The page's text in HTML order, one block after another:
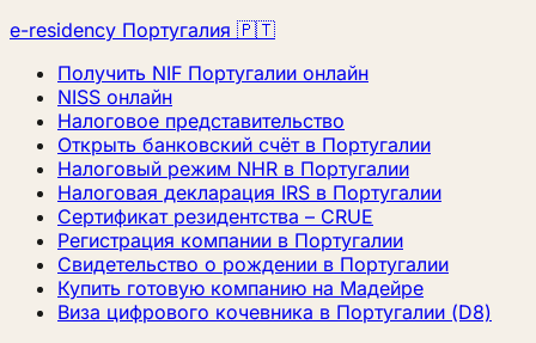
e-residency Португалия 🇵🇹
Получить NIF Португалии онлайн
NISS онлайн
Налоговое представительство
Открыть банковский счёт в Португалии
Налоговый режим NHR в Португалии
Налоговая декларация IRS в Португалии
Сертификат резидентства – CRUE
Регистрация компании в Португалии
Свидетельство о рождении в Португалии
Купить готовую компанию на Мадейре
Виза цифрового кочевника в Португалии (D8)